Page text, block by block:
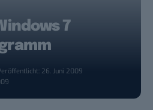
7
26. Juni 2009